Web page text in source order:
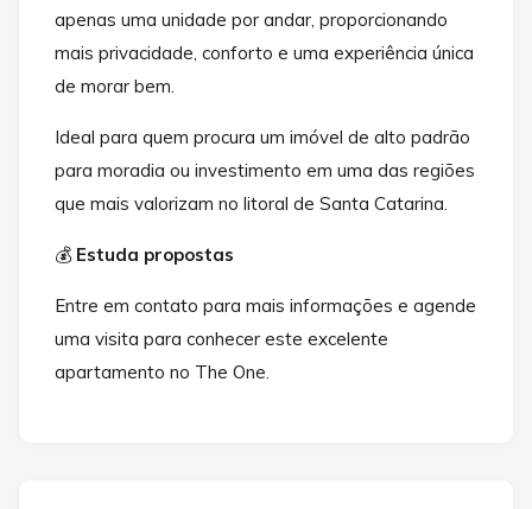
apenas uma unidade por andar, proporcionando
mais privacidade, conforto e uma experiência única
de morar bem.
Ideal para quem procura um imóvel de alto padrão
para moradia ou investimento em uma das regiões
que mais valorizam no litoral de Santa Catarina.
💰 Estuda propostas
Entre em contato para mais informações e agende
uma visita para conhecer este excelente
apartamento no The One.